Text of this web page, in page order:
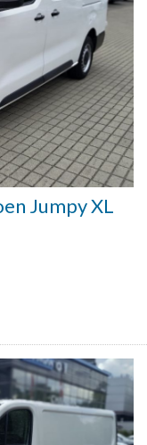
Jumpy XL